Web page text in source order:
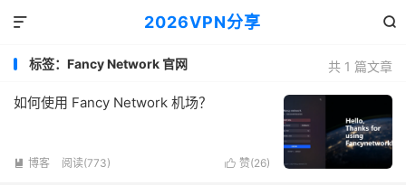
2026VPN分享 

共 1 篇文章
标签：Fancy Network 官网
如何使用 Fancy Network 机场？
 赞(26)
 博客 阅读(773)